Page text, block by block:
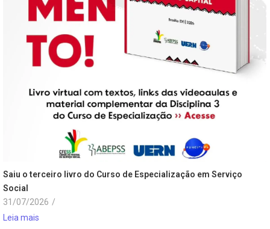
Saiu o terceiro livro do Curso de Especialização em Serviço
Social
31/07/2026 /
Leia mais